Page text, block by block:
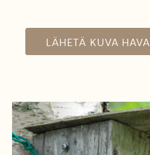
LÄHETÄ KUVA